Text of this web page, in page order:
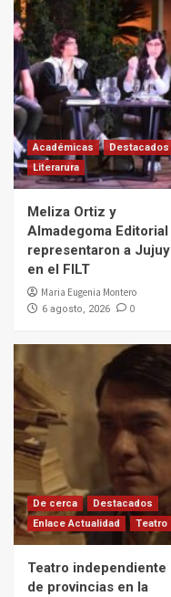
Académicas
Destacados
Literarura
Meliza Ortiz y
Almadegoma Editorial
representaron a Jujuy
en el FILT
Maria Eugenia Montero
6 agosto, 2026 0
De cerca
Destacados
Enlace Actualidad
Teatro
Teatro independiente
de provincias en la